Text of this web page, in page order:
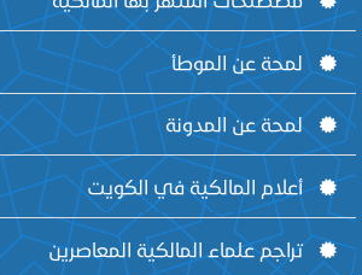
لمحة عن الموطأ
لمحة عن المدونة
أعلام المالكية في الكويت
تراجم علماء المالكية المعاصرين